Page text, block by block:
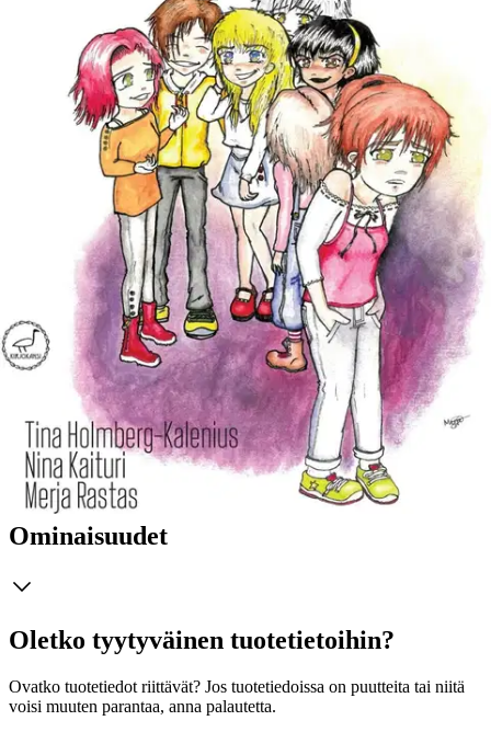
Koulukiusaaminen on monisäikeinen ilmiö ja yksi väkivallan muoto,
josta nykyään uskalletaan onneksi jo puhua. Kirjassa käsitellään eri
osapuolten oikeuksia ja velvollisuuksia kiusaamistilanteissa. Tämä
on aihe, josta etenkin vanhemmat kaipaavat selkeää tietoa.
Kiusaamista tarkastellaan kirjassa ilmiönä sekä opettajan, eri
rooleissa kiusaamista kokeneiden, että kiusaamisen jälkihoidon
parissa työskentelevien ammattilaisten näkökulmasta.Kirjoittajien
ajatukset käyvät keskenään vuoropuhelua valottaen asiaa monesta
eri suunnasta. “Vahingossa huitaisin, läpällä heitin” on suunnattu
paitsi kiusattujen ja toisia kiusaavien lasten vanhemmille, myös
kaikille lasten ja nuorten parissa toimiville aikuisille. Se toimii myös
lähteenä opiskelijoille ja kenelle tahansa, jota kiusaaminen
ryhmäilmiönä kiinnostaa. Kirja esittelee konkreettisia neuvoja ja
ratkaisuja, joihin on helppo tarttua, vaikka valmiiksi pureskeltuja
vastauksia ei annetakaan. Ratkaisut kiusaamistilanteisiin voivat
joskus olla lähempänä kuin uskommekaan, kuten tavassamme
kohdata lapsi tai asenteissa ja normeissa, joita luomme ja
ylläpidämme. Kiusaamisen katkaisemisessa kirjoittajat korostavat
kiusaamisilmiön tunnistamista ja ymmärtämistä, aikuisten välistä
yhteistyötä, joustavuutta, hyvän ilmapiirin luomista
ennaltaehkäisevänä toimena sekä traumasensitiivistä
lähestymistapaa.
Näytä lisää tuotekuvausta
Ominaisuudet
Oletko tyytyväinen tuotetietoihin?
Ovatko tuotetiedot riittävät? Jos tuotetiedoissa on puutteita tai niitä
voisi muuten parantaa, anna palautetta.